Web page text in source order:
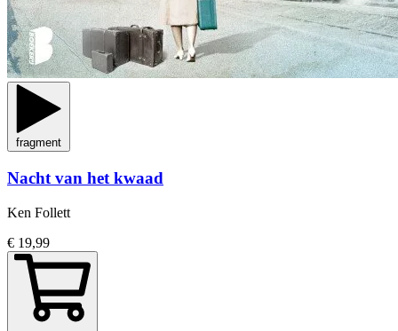
fragment
Nacht van het kwaad
Ken Follett
€ 19,99